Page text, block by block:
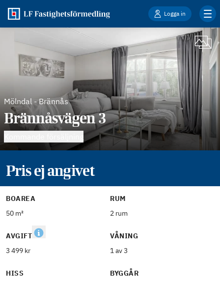
Logga in
Mölndal -Brännås
Brännåsvägen 3
Pris ej angivet
BOAREA
50 m²
RUM
2 rum
AVGIFT
3 499 kr
VÅNING
1 av 3
HISS
BYGGÅR